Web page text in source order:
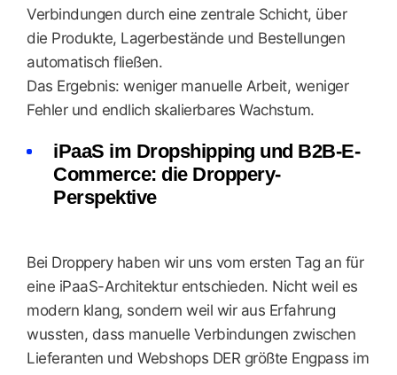
Verbindungen durch eine zentrale Schicht, über
die Produkte, Lagerbestände und Bestellungen
automatisch fließen.
Das Ergebnis: weniger manuelle Arbeit, weniger
Fehler und endlich skalierbares Wachstum.
iPaaS im Dropshipping und B2B-E-
Commerce: die Droppery-
Perspektive
Bei Droppery haben wir uns vom ersten Tag an für
eine iPaaS-Architektur entschieden. Nicht weil es
modern klang, sondern weil wir aus Erfahrung
wussten, dass manuelle Verbindungen zwischen
Lieferanten und Webshops DER größte Engpass im